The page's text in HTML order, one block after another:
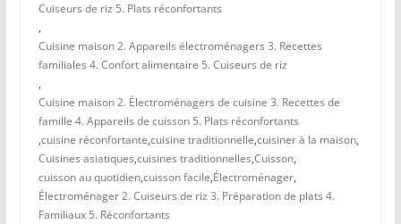
Cuiseurs de riz 5. Plats réconfortants
,
Cuisine maison 2. Appareils électroménagers 3. Recettes
familiales 4. Confort alimentaire 5. Cuiseurs de riz
,
Cuisine maison 2. Électroménagers de cuisine 3. Recettes de
famille 4. Appareils de cuisson 5. Plats réconfortants
,cuisine réconfortante,cuisine traditionnelle,cuisiner à la maison,
Cuisines asiatiques,cuisines traditionnelles,Cuisson,
cuisson au quotidien,cuisson facile,Électroménager,
Électroménager 2. Cuiseurs de riz 3. Préparation de plats 4.
Familiaux 5. Réconfortants